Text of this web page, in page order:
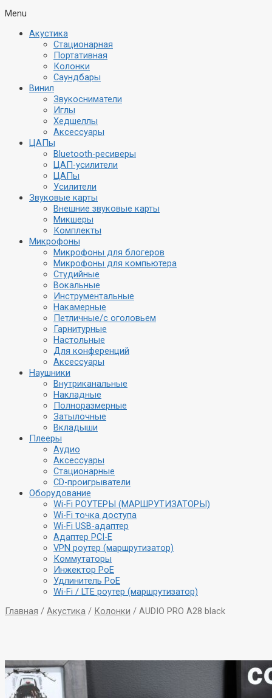
Menu
Акустика
Стационарная
Портативная
Колонки
Саундбары
Винил
Звукосниматели
Иглы
Хедшеллы
Аксессуары
ЦАПы
Bluetooth-ресиверы
ЦАП-усилители
ЦАПы
Усилители
Звуковые карты
Внешние звуковые карты
Микшеры
Комплекты
Микрофоны
Микрофоны для блогеров
Микрофоны для компьютера
Студийные
Вокальные
Инструментальные
Накамерные
Петличные/с оголовьем
Гарнитурные
Настольные
Для конференций
Аксессуары
Наушники
Внутриканальные
Накладные
Полноразмерные
Затылочные
Вкладыши
Плееры
Аудио
Аксессуары
Стационарные
CD-проигрыватели
Оборудование
Wi-Fi РОУТЕРЫ (МАРШРУТИЗАТОРЫ)
Wi-Fi точка доступа
Wi-Fi USB-адаптер
Адаптер PCI-E
VPN роутер (маршрутизатор)
Коммутаторы
Инжектор PoE
Удлинитель PoE
Wi-Fi / LTE роутер (маршрутизатор)
Главная / Акустика / Колонки / AUDIO PRO A28 black